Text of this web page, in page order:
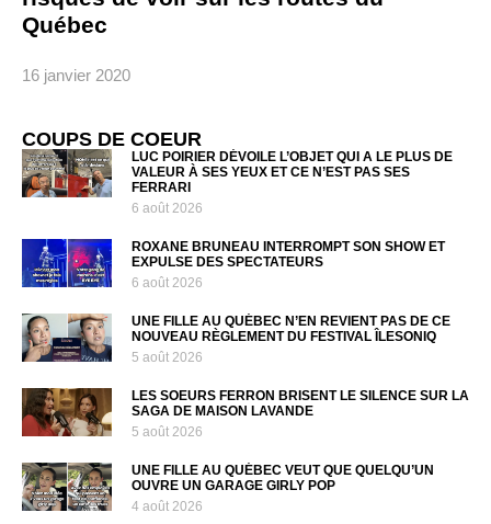
Québec
16 janvier 2020
COUPS DE COEUR
LUC POIRIER DÉVOILE L’OBJET QUI A LE PLUS DE
VALEUR À SES YEUX ET CE N’EST PAS SES
FERRARI
6 août 2026
ROXANE BRUNEAU INTERROMPT SON SHOW ET
EXPULSE DES SPECTATEURS
6 août 2026
UNE FILLE AU QUÉBEC N’EN REVIENT PAS DE CE
NOUVEAU RÈGLEMENT DU FESTIVAL ÎLESONIQ
5 août 2026
LES SOEURS FERRON BRISENT LE SILENCE SUR LA
SAGA DE MAISON LAVANDE
5 août 2026
UNE FILLE AU QUÉBEC VEUT QUE QUELQU’UN
OUVRE UN GARAGE GIRLY POP
4 août 2026